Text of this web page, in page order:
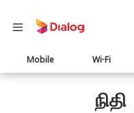
Main
navigation
Mobile Wi-Fi